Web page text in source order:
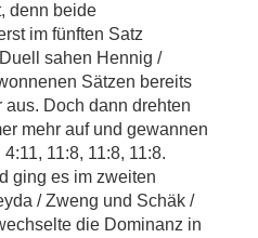
denn beide
im fünften Satz
sahen Hennig /
Sätzen bereits
Doch dann drehten
mehr auf und gewannen
11:8, 11:8, 11:8.
ging es im zweiten
/ Zweng und Schäk /
die Dominanz in